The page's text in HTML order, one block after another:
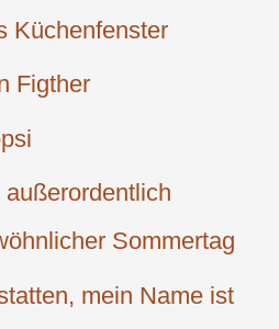
Küchen­fenster
Figther
außer­ordentlich
Sommer­tag
mein Name ist